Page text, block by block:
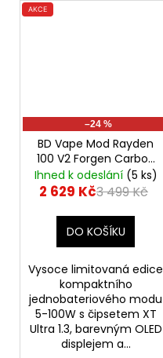
AKCE
–24 %
BD Vape Mod Rayden
100 V2 Forgen Carbon
Fiber
Ihned k odeslání (5 ks)
2 629 Kč3 499 Kč
DO KOŠÍKU
Vysoce limitovaná edice
kompaktního
jednobateriového modu
5-100W s čipsetem XT
Ultra 1.3, barevným OLED
displejem a...